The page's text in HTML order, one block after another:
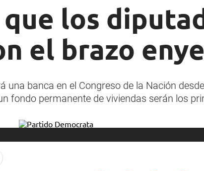
los
el brazo
una banca en el Congreso de la Nación
fondo permanente de viviendas serán los